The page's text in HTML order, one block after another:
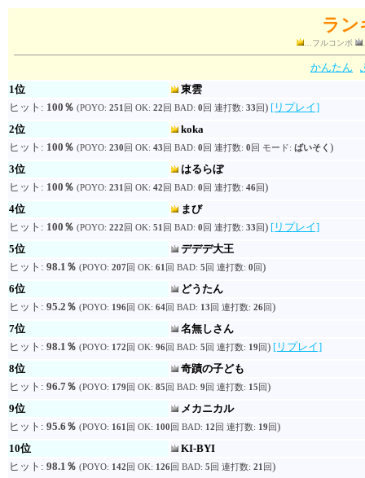
ラン
…フルコンボ
かんたん
1位
東雲
ヒット: 100％ (POYO: 251 回 OK: 22回 BAD: 0回 連打数: 33回) [リプレイ]
2位
koka
ヒット: 100％ (POYO: 230回 OK: 43回 BAD: 0回 連打数: 0回 モード: ばいそく )
3位
はるらぼ
ヒット: 100％ (POYO: 231 回 OK: 42回 BAD: 0回 連打数: 46回)
4位
まび
ヒット: 100％ (POYO: 222回 OK: 51 回 BAD: 0回 連打数: 33回) [リプレイ]
5位
デデデ大王
ヒット: 98.1％ (POYO: 207回 OK: 61 回 BAD: 5回 連打数: 0回)
6位
どうたん
ヒット: 95.2％ (POYO: 196回 OK: 64回 BAD: 13回 連打数: 26回)
7位
名無しさん
ヒット: 98.1％ (POYO: 172回 OK: 96回 BAD: 5回 連打数: 19回) [リプレイ]
8位
奇蹟の子ども
ヒット: 96.7％ (POYO: 179回 OK: 85回 BAD: 9回 連打数: 15回)
9位
メカニカル
ヒット: 95.6％ (POYO: 161 回 OK: 100回 BAD: 12回 連打数: 19回)
10位
KI-BYI
ヒット: 98.1％ (POYO: 142回 OK: 126回 BAD: 5回 連打数: 21 回)